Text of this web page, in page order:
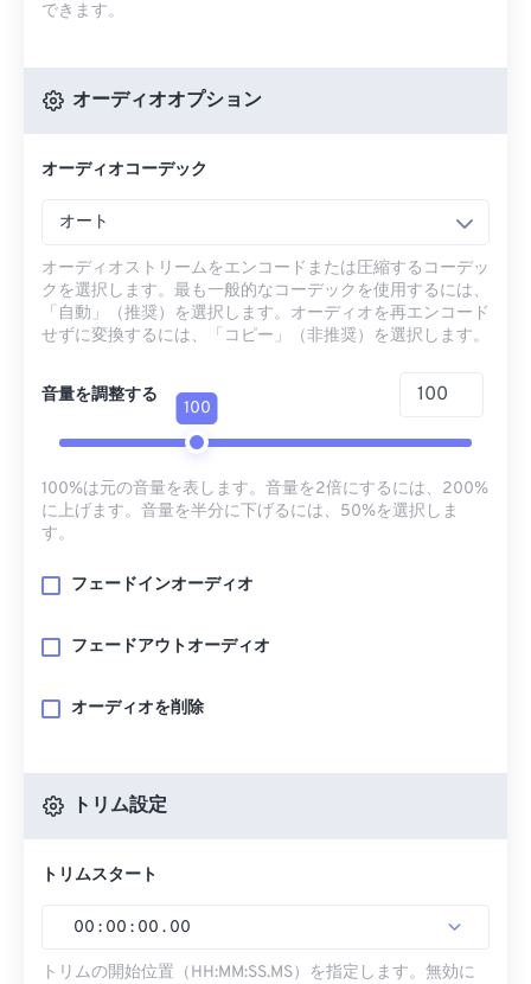
できます。
オーディオオプション
オーディオコーデック
オート
オーディオストリームをエンコードまたは圧縮するコーデッ
クを選択します。最も一般的なコーデックを使用するには、
「自動」（推奨）を選択します。オーディオを再エンコード
せずに変換するには、「コピー」（非推奨）を選択します。
音量を調整する
100
100%は元の音量を表します。音量を2倍にするには、200%
に上げます。音量を半分に下げるには、50%を選択しま
す。
フェードインオーディオ
フェードアウトオーディオ
オーディオを削除
トリム設定
トリムスタート
00 : 00 : 00 . 00
トリムの開始位置（HH:MM:SS.MS）を指定します。無効に